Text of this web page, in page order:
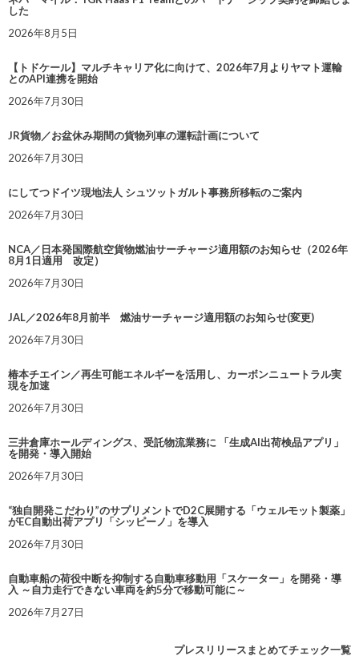
した
2026年8月5日
【トドケール】マルチキャリア化に向けて、2026年7月よりヤマト運輸
とのAPI連携を開始
2026年7月30日
JR貨物／お盆休み期間の貨物列車の運転計画について
2026年7月30日
にしてつドイツ現地法人 シュツットガルト事務所移転のご案内
2026年7月30日
NCA／日本発国際航空貨物燃油サーチャージ適用額のお知らせ（2026年
8月1日適用 改定）
2026年7月30日
JAL／2026年8月前半 燃油サーチャージ適用額のお知らせ(変更)
2026年7月30日
椿本チエイン／再生可能エネルギーを活用し、カーボンニュートラル実
現を加速
2026年7月30日
三井倉庫ホールディングス、受託物流業務に 「生成AI出荷検品アプリ」
を開発・導入開始
2026年7月30日
“独自開発こだわり”のサプリメントでD2C展開する「ウェルモット製薬」
がEC自動出荷アプリ「シッピーノ」を導入
2026年7月30日
自動車船の荷役中断を抑制する自動車移動用「スケーター」を開発・導
入 ～自力走行できない車両を約5分で移動可能に～
2026年7月27日
プレスリリースまとめてチェック一覧